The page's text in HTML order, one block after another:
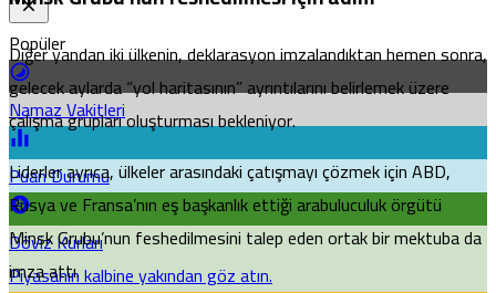
Popüler
Namaz Vakitleri
Puan Durumu
Döviz Kurları
Piyasanın kalbine yakından göz atın.
Diğer yandan iki ülkenin, deklarasyon imzalandıktan hemen sonra,
gelecek aylarda “yol haritasının” ayrıntılarını belirlemek üzere
çalışma grupları oluşturması bekleniyor.
Liderler ayrıca, ülkeler arasındaki çatışmayı çözmek için ABD,
Rusya ve Fransa’nın eş başkanlık ettiği arabuluculuk örgütü
Minsk Grubu’nun feshedilmesini talep eden ortak bir mektuba da
imza attı.